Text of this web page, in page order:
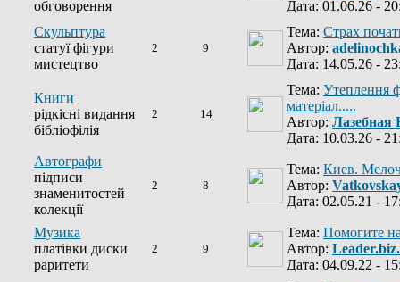
обговорення
Дата: 01.06.26 -
Скульптура
статуї фігури
мистецтво
2 9
Тема:Страх
Автор:
Дата: 14.05.26 -
Книги
рідкісні видання
бібліофілія
2 14
Тема:Утеплення
матеріал.....
Автор:Лазебная
Дата: 10.03.26 -
Автографи
підписи
знаменитостей
колекції
2 8
Тема:Киев.
Автор:
Дата: 02.05.21 -
Музика
платівки диски
раритети
2 9
Тема:Помогите
Автор:
Дата: 04.09.22 -